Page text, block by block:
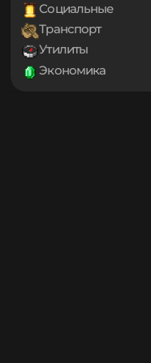
1.20
1.19.4
1.19.3
1.19.2
1.19.1
Декорации
Игровые механики